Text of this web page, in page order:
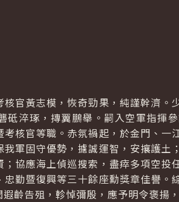
官黃志模，恢奇勁果，純謹幹濟。
砥淬琢，摶翼鵬舉。嗣入空軍指揮
核官等職。赤氛禍起，於金門、一
軍固守優勢，攄誠運智，安攘護土
協應海上偵巡搜索，盡瘁多項空投
勤暨復興等三十餘座勳獎章佳譽。
齡告殂，軫悼彌殷，應予明令褒揚